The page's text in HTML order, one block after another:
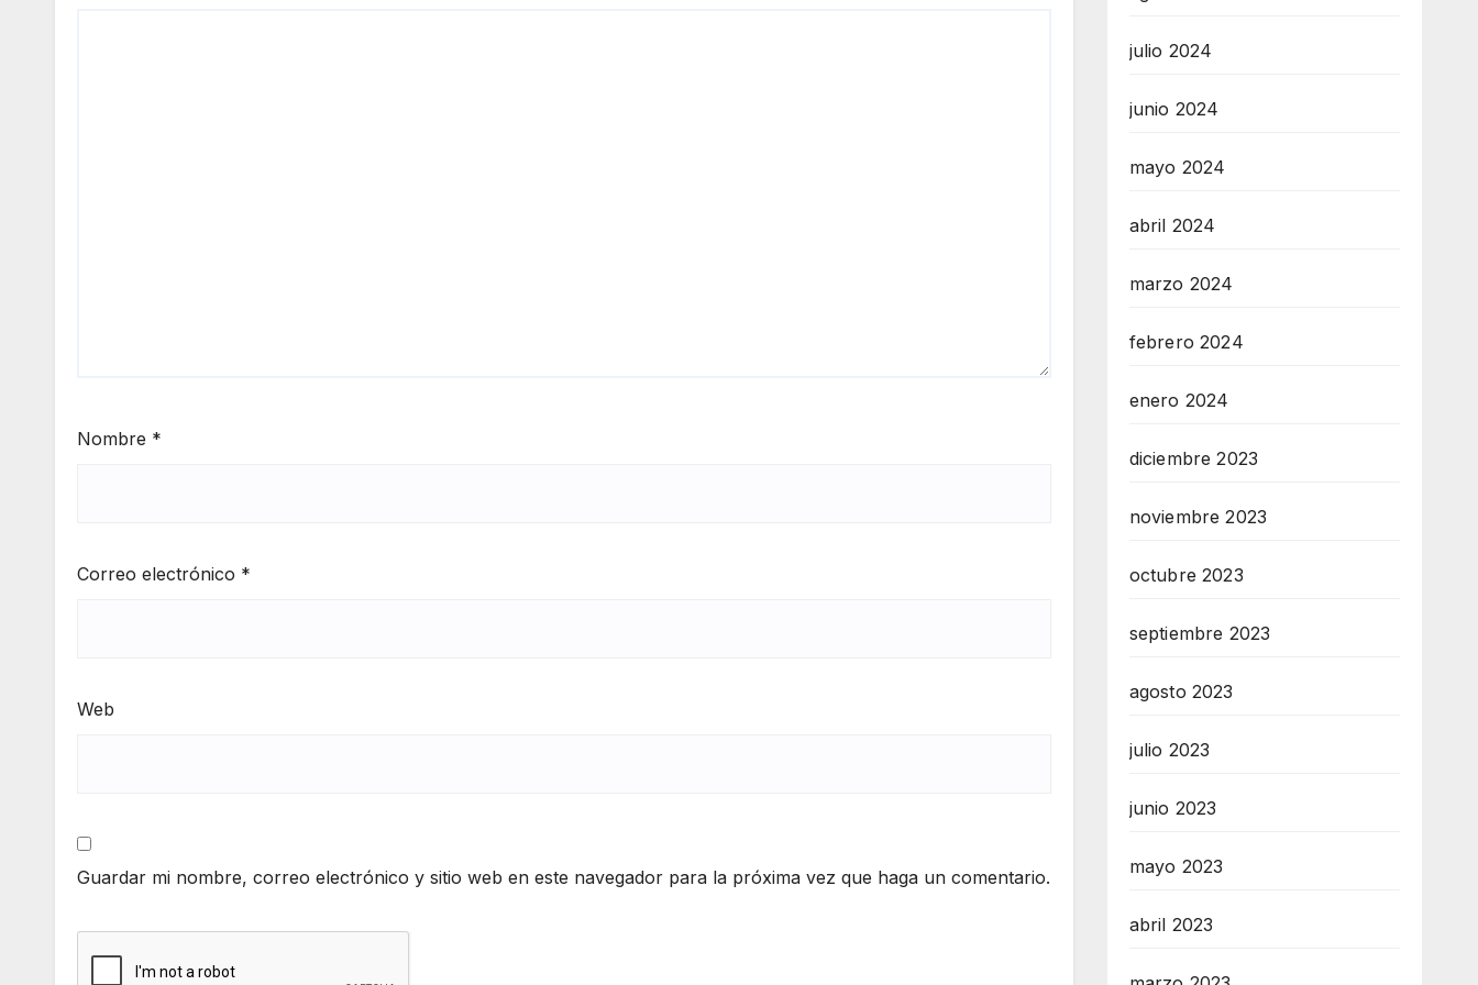
Nombre *
Correo electrónico *
Web
Guardar mi nombre, correo electrónico y sitio web en este navegador para la próxima vez que haga un comentario.
julio 2024
junio 2024
mayo 2024
abril 2024
marzo 2024
febrero 2024
enero 2024
diciembre 2023
noviembre 2023
octubre 2023
septiembre 2023
agosto 2023
julio 2023
junio 2023
mayo 2023
abril 2023